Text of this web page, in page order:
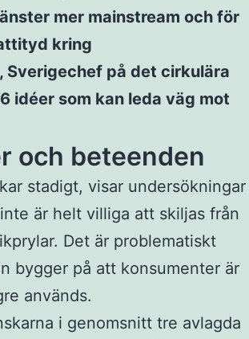
mer mainstream och för
kring
på det cirkulära
idéer som kan leda väg mot
och beteenden
stadigt, visar undersökningar
är helt villiga att skiljas från
Det är problematiskt
bygger på att konsumenter är
används.
i genomsnitt tre avlagda